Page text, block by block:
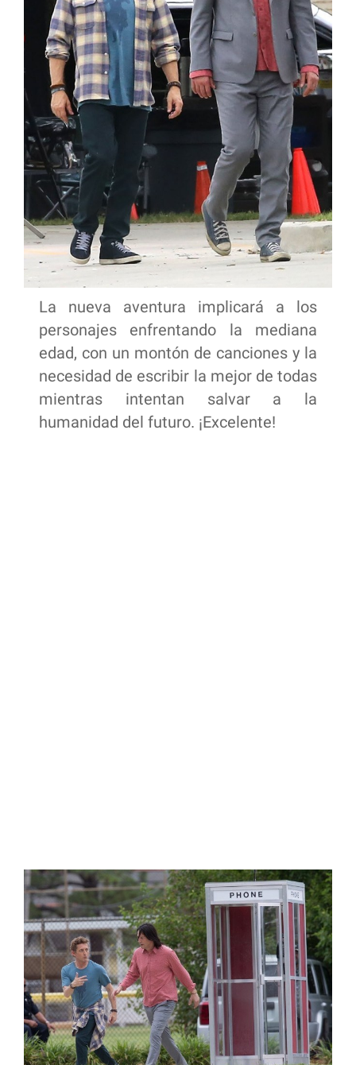
La nueva aventura implicará a los
personajes enfrentando la mediana
edad, con un montón de canciones y la
necesidad de escribir la mejor de todas
mientras intentan salvar a la
humanidad del futuro. ¡Excelente!